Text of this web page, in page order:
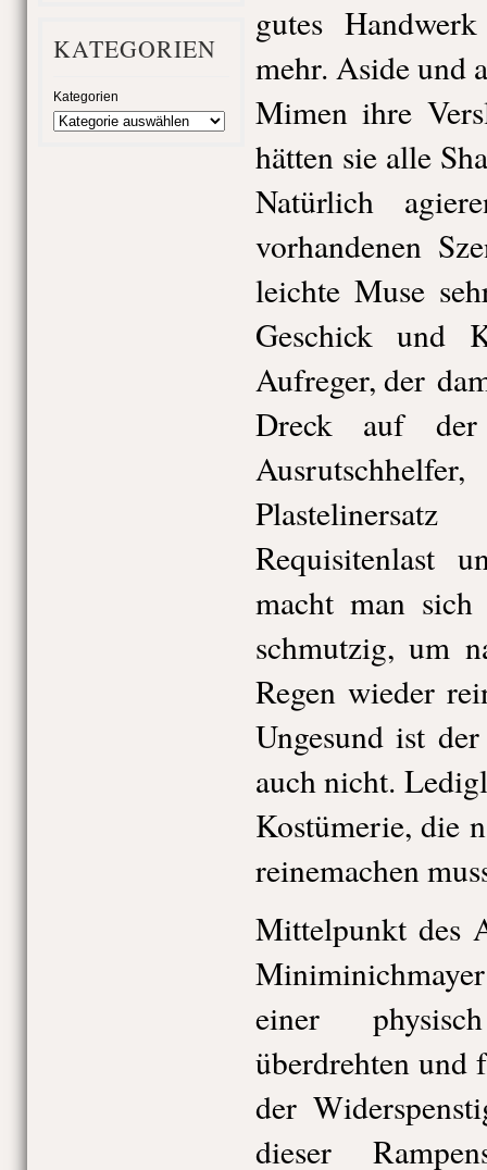
KATEGORIEN
Kategorien
gutes
mehr. Aside und
Mimen ihre
hätten sie alle
Natürlich
vorhandenen
leichte Muse
Geschick und
Aufreger, der
Dreck auf der
Requisitenlast
macht man
schmutzig, um
Regen wieder
Ungesund ist
auch nicht.
Kostümerie, die
reinemachen
Mittelpunkt des
einer
überdrehten und
der
dieser